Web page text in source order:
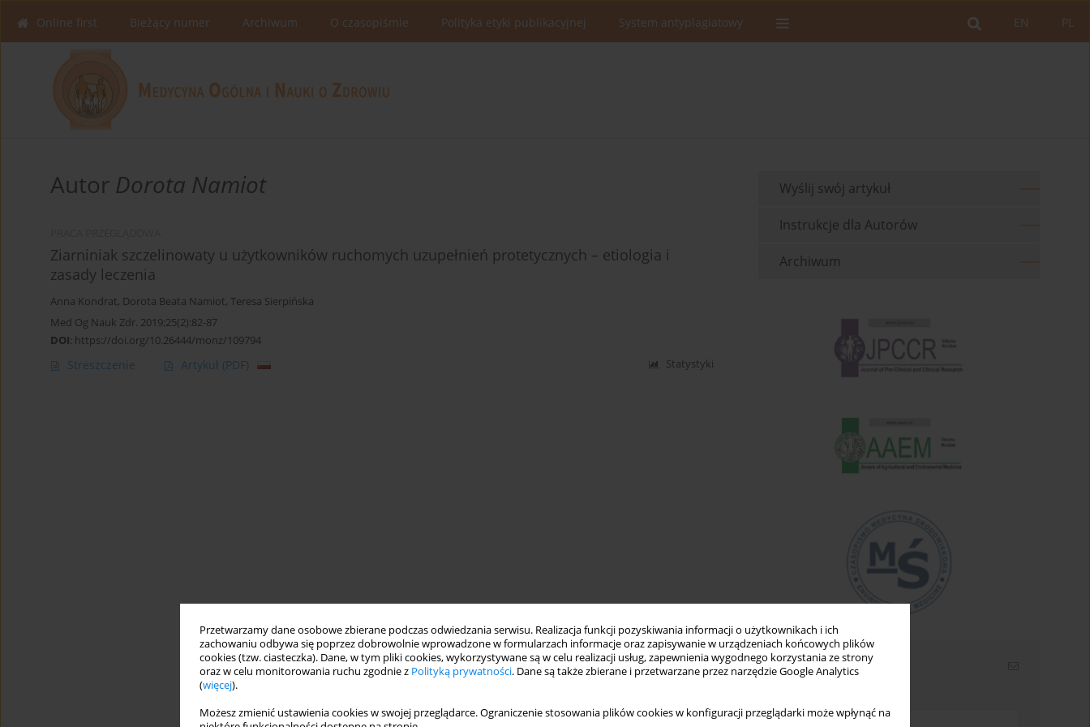
Przetwarzamy dane osobowe zbierane podczas odwiedzania serwisu. Realizacja funkcji pozyskiwania informacji o użytkownikach i ich
zachowaniu odbywa się poprzez dobrowolnie wprowadzone w formularzach informacje oraz zapisywanie w urządzeniach końcowych plików
cookies (tzw. ciasteczka). Dane, w tym pliki cookies, wykorzystywane są w celu realizacji usług, zapewnienia wygodnego korzystania ze strony
oraz w celu monitorowania ruchu zgodnie z Polityką prywatności. Dane są także zbierane i przetwarzane przez narzędzie Google Analytics
(więcej).
Możesz zmienić ustawienia cookies w swojej przeglądarce. Ograniczenie stosowania plików cookies w konfiguracji przeglądarki może wpłynąć na
PL
EN
Online first Bieżący numer Archiwum O czasopiśmie Polityka etyki publikacyjnej System antyplagiatowy
Autor Dorota Namiot
Ziarniniak szczelinowaty u użytkowników ruchomych uzupełnień protetycznych – etiologia i
zasady leczenia
Anna Kondrat, Dorota Beata Namiot, Teresa Sierpińska
Med Og Nauk Zdr. 2019;25(2):82-87
DOI: https://doi.org/10.26444/monz/109794
Streszczenie Artykuł (PDF) Statystyki
Wyślij swój artykuł
Instrukcje dla Autorów
Archiwum
Newsletter